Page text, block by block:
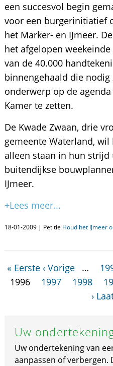
een succesvol begin
voor een burgerinitiatief
het Marker- en IJmeer.
het afgelopen
van de 40.000
binnengehaald die nodig
onderwerp op de
Kamer te zetten.
De Kwade Zwaan, drie
gemeente Waterland,
alleen staan in hun strijd
buitendijkse
IJmeer.
+Lees meer...
18-01-2009 | Petitie Houd het IJmeer
« Eerste ‹ Vorige …
1996
1997 1998
›
Uw
Uw ondertekening van
aanpassen of verbergen.